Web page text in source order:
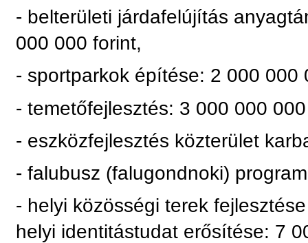
- belterületi járdafelújítás
000 000 forint,
- sportparkok építése: 2 000 000
- temetőfejlesztés: 3 000 000
- eszközfejlesztés közterület
- falubusz (falugondnoki)
- helyi közösségi terek
helyi identitástudat erősítése: 7